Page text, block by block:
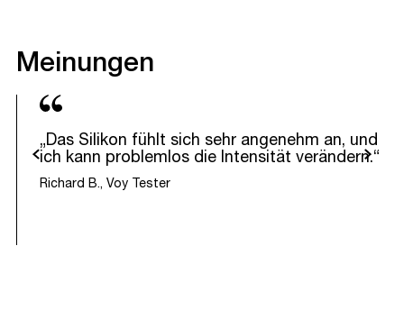
Meinungen
Weiter
„Das Silikon fühlt sich sehr angenehm an, und
ich kann problemlos die Intensität verändern.“
Richard B., Voy Tester